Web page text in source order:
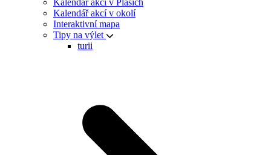
Kalendář akcí v okolí
Interaktivní mapa
Tipy na výlet
turii